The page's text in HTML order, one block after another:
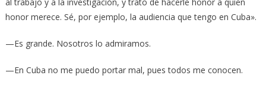
honor merece. Sé, por ejemplo, la audiencia que tengo en Cuba».
—Es grande. Nosotros lo admiramos.
—En Cuba no me puedo portar mal, pues todos me conocen.